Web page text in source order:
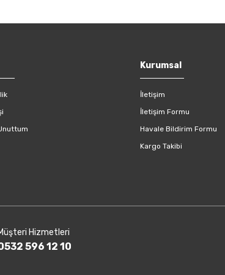
Kurumsal
İletişim
İletişim Formu
Havale Bildirim Formu
Kargo Takibi
Hizmetleri
596 12 10